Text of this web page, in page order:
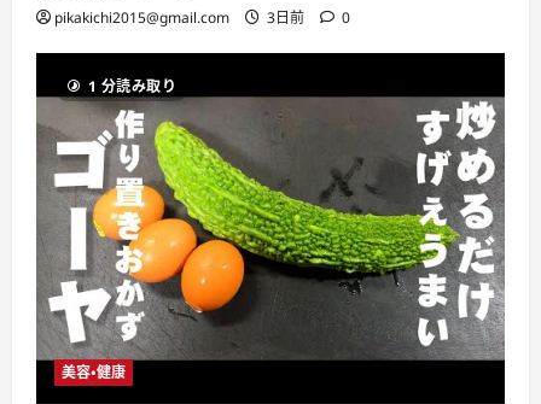
pikakichi2015@gmail.com 3日前 0
1 分読み取り
美容・健康